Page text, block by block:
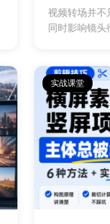
软件兼容与
视频转场并不
同时影响镜头
实战课堂